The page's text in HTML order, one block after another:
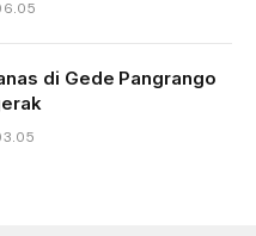
di Gede Pangrango